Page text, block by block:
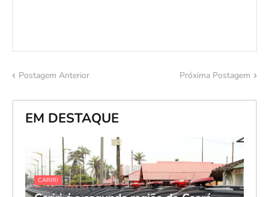
Postagem Anterior Próxima Postagem
EM DESTAQUE
CARIRI